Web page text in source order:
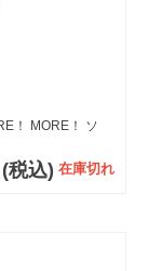
！ MORE！ ソ
(税込) 在庫切れ